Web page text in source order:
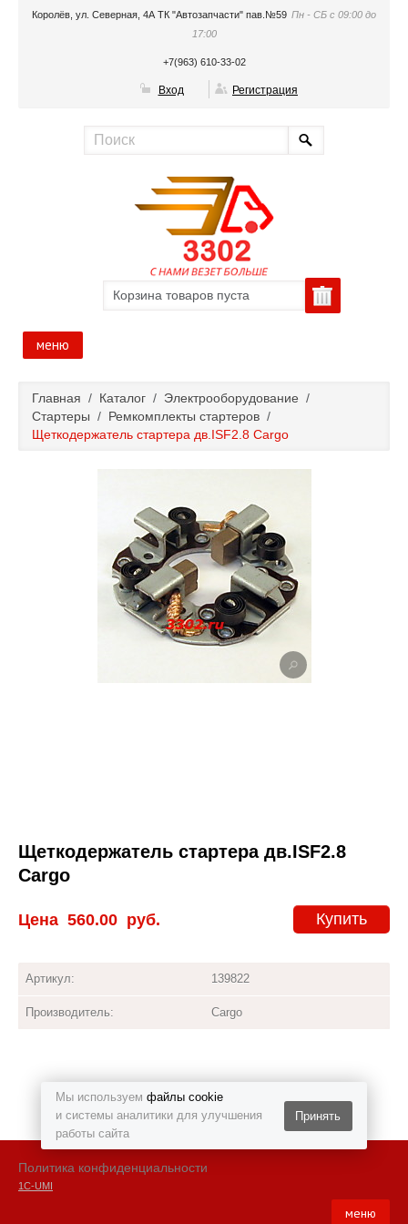
Мы используем файлы cookie
и системы аналитики для улучшения
работы сайта
Принять
Королёв, ул. Северная, 4А ТК "Автозапчасти" пав.№59 Пн - СБ с 09:00 до
17:00
+7(963) 610-33-02
Вход Регистрация
Корзина товаров пуста
меню
Каталог
Покупка и оплата
Главная / Каталог / Электрооборудование /
Стартеры / Ремкомплекты стартеров /
Щеткодержатель стартера дв.ISF2.8 Cargo
Щеткодержатель стартера дв.ISF2.8
Cargo
Купить
Цена 560.00 руб.
Артикул: 139822
Производитель: Cargo
Политика конфиденциальности
1С-UMI
меню